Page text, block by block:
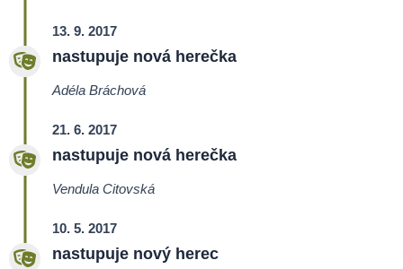
13. 9. 2017
nastupuje nová herečka
Adéla Bráchová
21. 6. 2017
nastupuje nová herečka
Vendula Citovská
10. 5. 2017
nastupuje nový herec